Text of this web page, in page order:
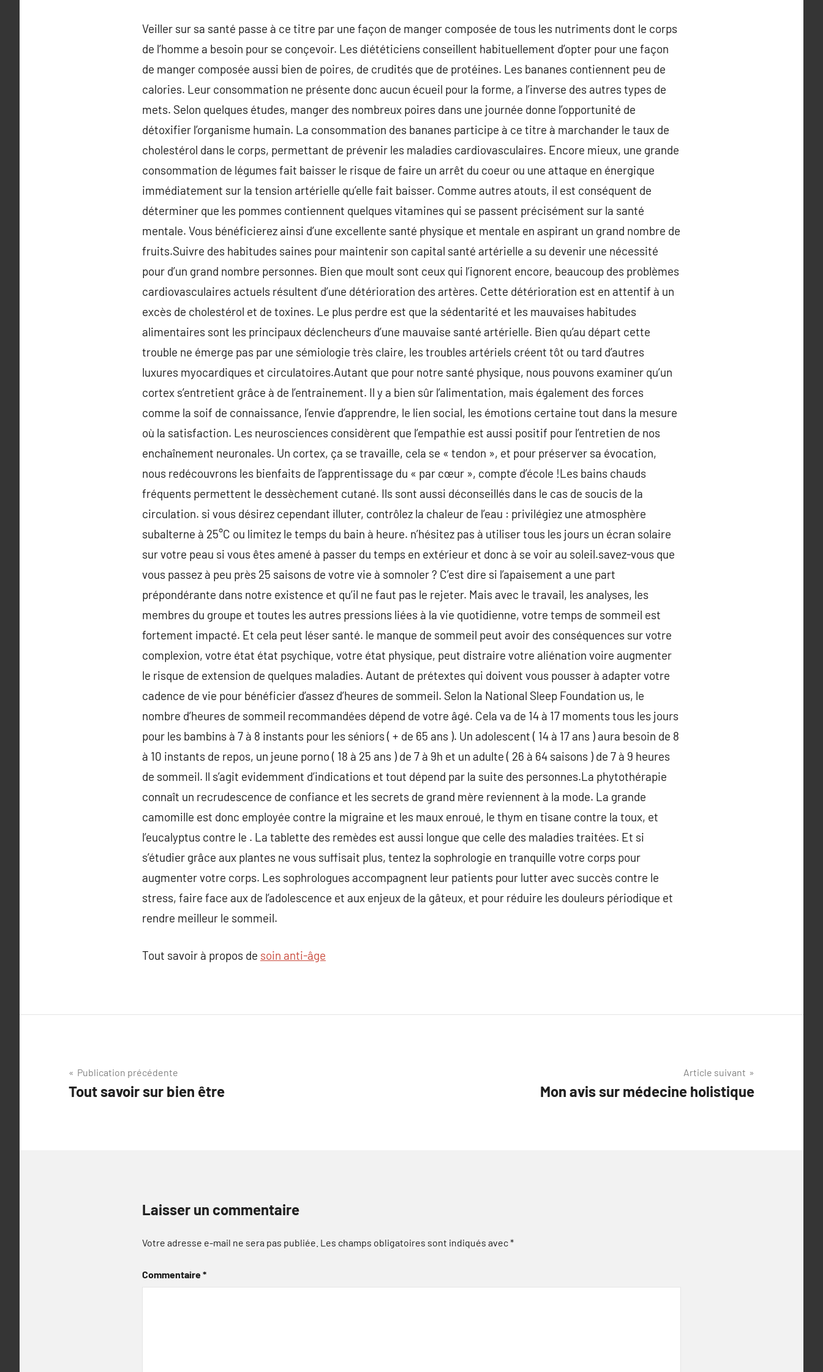
Veiller sur sa santé passe à ce titre par une façon de manger composée de tous les nutriments dont le corps
de l’homme a besoin pour se conçevoir. Les diététiciens conseillent habituellement d’opter pour une façon
de manger composée aussi bien de poires, de crudités que de protéines. Les bananes contiennent peu de
calories. Leur consommation ne présente donc aucun écueil pour la forme, a l’inverse des autres types de
mets. Selon quelques études, manger des nombreux poires dans une journée donne l’opportunité de
détoxifier l’organisme humain. La consommation des bananes participe à ce titre à marchander le taux de
cholestérol dans le corps, permettant de prévenir les maladies cardiovasculaires. Encore mieux, une grande
consommation de légumes fait baisser le risque de faire un arrêt du coeur ou une attaque en énergique
immédiatement sur la tension artérielle qu’elle fait baisser. Comme autres atouts, il est conséquent de
déterminer que les pommes contiennent quelques vitamines qui se passent précisément sur la santé
mentale. Vous bénéficierez ainsi d’une excellente santé physique et mentale en aspirant un grand nombre de
fruits.Suivre des habitudes saines pour maintenir son capital santé artérielle a su devenir une nécessité
pour d’un grand nombre personnes. Bien que moult sont ceux qui l’ignorent encore, beaucoup des problèmes
cardiovasculaires actuels résultent d’une détérioration des artères. Cette détérioration est en attentif à un
excès de cholestérol et de toxines. Le plus perdre est que la sédentarité et les mauvaises habitudes
alimentaires sont les principaux déclencheurs d’une mauvaise santé artérielle. Bien qu’au départ cette
trouble ne émerge pas par une sémiologie très claire, les troubles artériels créent tôt ou tard d’autres
luxures myocardiques et circulatoires.Autant que pour notre santé physique, nous pouvons examiner qu’un
cortex s’entretient grâce à de l’entrainement. Il y a bien sûr l’alimentation, mais également des forces
comme la soif de connaissance, l’envie d’apprendre, le lien social, les émotions certaine tout dans la mesure
où la satisfaction. Les neurosciences considèrent que l’empathie est aussi positif pour l’entretien de nos
enchaînement neuronales. Un cortex, ça se travaille, cela se « tendon », et pour préserver sa évocation,
nous redécouvrons les bienfaits de l’apprentissage du « par cœur », compte d’école !Les bains chauds
fréquents permettent le dessèchement cutané. Ils sont aussi déconseillés dans le cas de soucis de la
circulation. si vous désirez cependant illuter, contrôlez la chaleur de l’eau : privilégiez une atmosphère
subalterne à 25°C ou limitez le temps du bain à heure. n’hésitez pas à utiliser tous les jours un écran solaire
sur votre peau si vous êtes amené à passer du temps en extérieur et donc à se voir au soleil.savez-vous que
vous passez à peu près 25 saisons de votre vie à somnoler ? C’est dire si l’apaisement a une part
prépondérante dans notre existence et qu’il ne faut pas le rejeter. Mais avec le travail, les analyses, les
membres du groupe et toutes les autres pressions liées à la vie quotidienne, votre temps de sommeil est
fortement impacté. Et cela peut léser santé. le manque de sommeil peut avoir des conséquences sur votre
complexion, votre état état psychique, votre état physique, peut distraire votre aliénation voire augmenter
le risque de extension de quelques maladies. Autant de prétextes qui doivent vous pousser à adapter votre
cadence de vie pour bénéficier d’assez d’heures de sommeil. Selon la National Sleep Foundation us, le
nombre d’heures de sommeil recommandées dépend de votre âgé. Cela va de 14 à 17 moments tous les jours
pour les bambins à 7 à 8 instants pour les séniors ( + de 65 ans ). Un adolescent ( 14 à 17 ans ) aura besoin de 8
à 10 instants de repos, un jeune porno ( 18 à 25 ans ) de 7 à 9h et un adulte ( 26 à 64 saisons ) de 7 à 9 heures
de sommeil. ll s’agit evidemment d’indications et tout dépend par la suite des personnes.La phytothérapie
connaît un recrudescence de confiance et les secrets de grand mère reviennent à la mode. La grande
camomille est donc employée contre la migraine et les maux enroué, le thym en tisane contre la toux, et
l’eucalyptus contre le . La tablette des remèdes est aussi longue que celle des maladies traitées. Et si
s’étudier grâce aux plantes ne vous suffisait plus, tentez la sophrologie en tranquille votre corps pour
augmenter votre corps. Les sophrologues accompagnent leur patients pour lutter avec succès contre le
stress, faire face aux de l’adolescence et aux enjeux de la gâteux, et pour réduire les douleurs périodique et
rendre meilleur le sommeil.
Tout savoir à propos de soin anti-âge
Navigation
de
Publication précédente
Tout savoir sur bien être
Article suivant
Mon avis sur médecine holistique
Laisser un commentaire
Votre adresse e-mail ne sera pas publiée. Les champs obligatoires sont indiqués avec*
Commentaire*